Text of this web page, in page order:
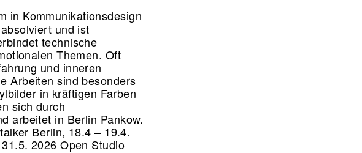
in Kommunikationsdesign
und ist
technische
Themen. Oft
und inneren
Arbeiten sind besonders
in kräftigen Farben
sich durch
arbeitet in Berlin Pankow.
Berlin, 18.4 – 19.4.
2026 Open Studio